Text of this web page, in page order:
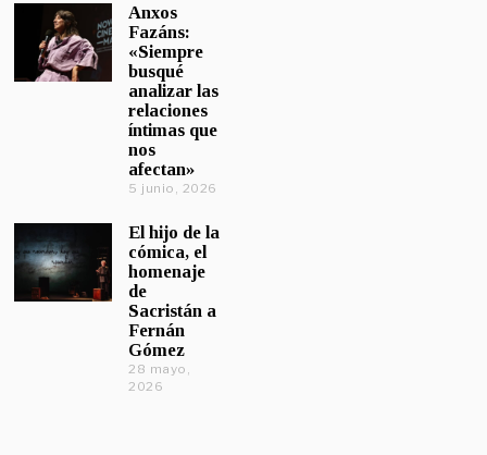
Anxos
Fazáns:
«Siempre
busqué
analizar las
relaciones
íntimas que
nos
afectan»
5 junio, 2026
El hijo de la
cómica, el
homenaje
de
Sacristán a
Fernán
Gómez
28 mayo,
2026